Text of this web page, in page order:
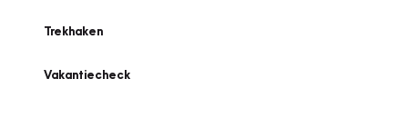
Trekhaken
Vakantiecheck